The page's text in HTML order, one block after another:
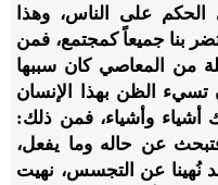
الحكم على الناس، وهذا
بنا جميعاً كمجتمع، فمن
من المعاصي كان سببها
الظن بهذا الإنسان
أشياء وأشياء، فمن ذلك:
عن حاله وما يفعل،
نُهينا عن التجسس، نهيت